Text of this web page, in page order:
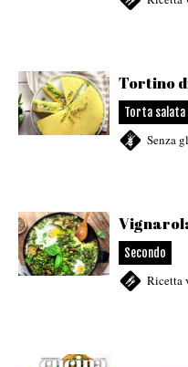
Tortino
Torta salata
Senza
Secondo
Ricetta